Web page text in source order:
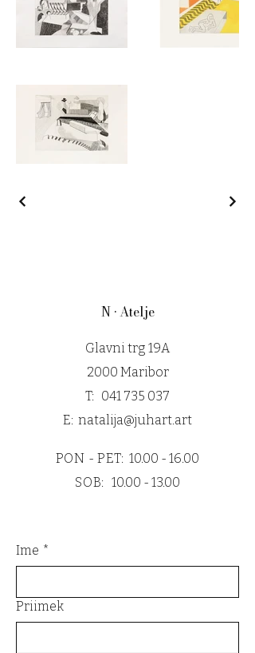
N • Atelje
Glavni trg 19A
2000 Maribor
T: 041 735 037
E: natalija@juhart.art
PON - PET: 10.00 - 16.00
SOB: 10.00 - 13.00
Ime *
Priimek